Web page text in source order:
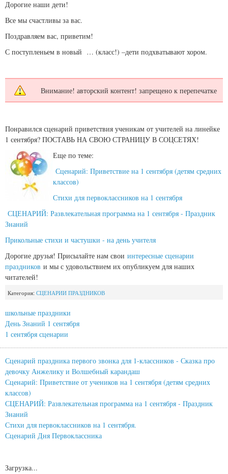
Дорогие наши дети!
Все мы счастливы за вас.
Поздравляем вас, приветим!
С поступленьем в новый … (класс!) –дети подхватывают хором.
Внимание! авторский контент! запрещено к перепечатке
Понравился сценарий приветствия ученикам от учителей на линейке
1 сентября? ПОСТАВЬ НА СВОЮ СТРАНИЦУ В СОЦСЕТЯХ!
Еще по теме:
Сценарий: Приветствие на 1 сентября (детям средних
классов)
Стихи для первоклассников на 1 сентября
СЦЕНАРИЙ: Развлекательная программа на 1 сентября - Праздник
Знаний
Прикольные стихи и частушки - на день учителя
Дорогие друзья! Присылайте нам свои интересные сценарии
праздников и мы с удовольствием их опубликуем для наших
читателей!
Категория: СЦЕНАРИИ ПРАЗДНИКОВ
школьные праздники
День Знаний 1 сентября
1 сентября сценарии
Сценарий праздника первого звонка для 1-классников - Сказка про
девочку Анжелику и Волшебный карандаш
Сценарий: Приветствие от учеников на 1 сентября (детям средних
классов)
СЦЕНАРИЙ: Развлекательная программа на 1 сентября - Праздник
Знаний
Стихи для первоклассников на 1 сентября.
Сценарий Дня Первоклассника
Загрузка...